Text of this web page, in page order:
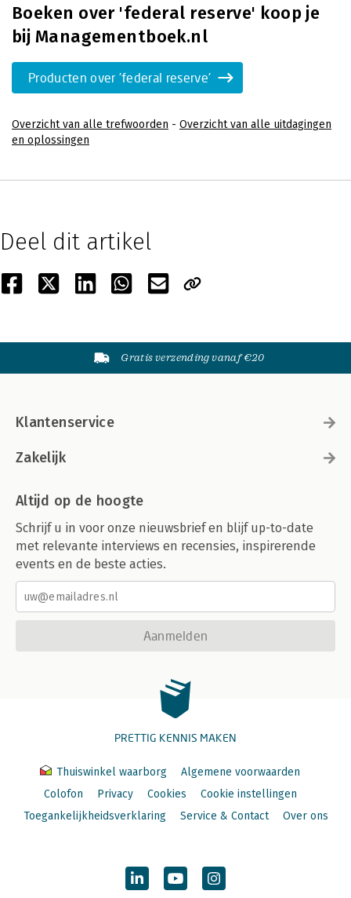
Boeken over 'federal reserve' koop je
bij Managementboek.nl
Producten over 'federal reserve'
Overzicht van alle trefwoorden - Overzicht van alle uitdagingen
en oplossingen
Deel dit artikel
Gratis verzending vanaf €20
Klantenservice
Zakelijk
Altijd op de hoogte
Schrijf u in voor onze nieuwsbrief en blijf up-to-date
met relevante interviews en recensies, inspirerende
events en de beste acties.
Aanmelden
PRETTIG KENNIS MAKEN
Thuiswinkel waarborg
Algemene voorwaarden
Colofon
Privacy Cookies
Cookie instellingen
Toegankelijkheidsverklaring
Service & Contact Over ons